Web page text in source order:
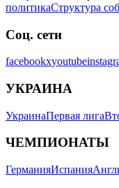
политикаСтруктура
Соц. сети
facebookxyoutube
УКРАИНА
УкраинаПервая лига
ЧЕМПИОНАТЫ
ГерманияИспания